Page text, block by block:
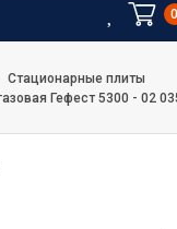
Стационарные плиты
Гефест 5300 - 02